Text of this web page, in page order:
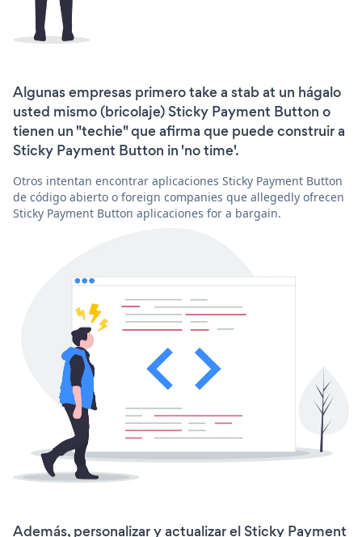
Algunas empresas primero take a stab at un hágalo
usted mismo (bricolaje) Sticky Payment Button o
tienen un "techie" que afirma que puede construir a
Sticky Payment Button in 'no time'.
Otros intentan encontrar aplicaciones Sticky Payment Button
de código abierto o foreign companies que allegedly ofrecen
Sticky Payment Button aplicaciones for a bargain.
Además, personalizar y actualizar el Sticky Payment